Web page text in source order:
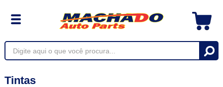
Tintas